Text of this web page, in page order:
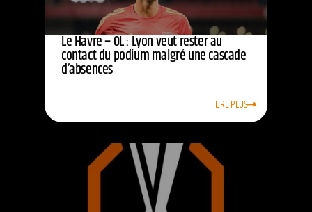
Le Havre – OL : Lyon veut rester au
contact du podium malgré une cascade
d’absences
LIRE PLUS